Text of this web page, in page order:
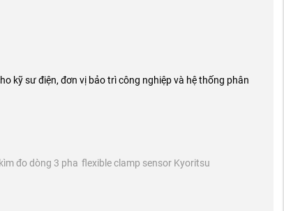
kỹ sư điện, đơn vị bảo trì công nghiệp và hệ thống phân
đo dòng 3 pha flexible clamp sensor Kyoritsu